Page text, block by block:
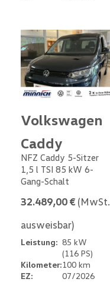
Volkswagen
Caddy
NFZ Caddy 5-Sitzer
1,5 l TSI 85 kW 6-
Gang-Schalt
32.489,00 € (MwSt.
ausweisbar)
Leistung: 85 kW
(116 PS)
Kilometer:100 km
EZ:
07/2026